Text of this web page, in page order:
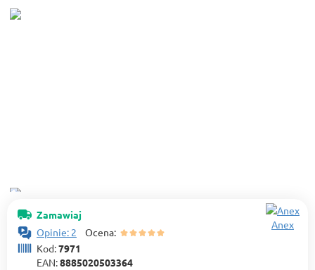
Zamawiaj
Opinie: 2 Ocena:
Kod:7971
EAN:8885020503364
Anex